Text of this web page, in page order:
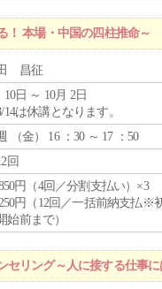
本場・中国の四柱推命～
昌征
10日 ～ 10月 2日
は休講となります。
（金） 16 ：30 ～ 17 ：50
回
円（4回／分割支払い）×3
円（12回／一括前納支払※
始前まで）
セリング～人に接する仕事